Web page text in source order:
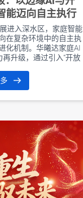
能迈向自主执行
进入深水区，家庭智能
在复杂环境中的自主执
化机制。华曦达家庭AI
升级，通过引入“开放
需求并自主规划与执行
、连续的智能体验，同